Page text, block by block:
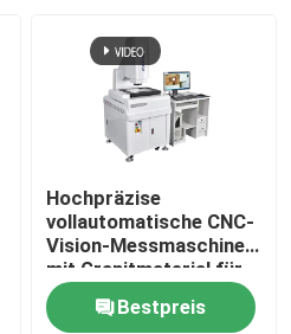
Hochpräzise
vollautomatische CNC-
Vision-Messmaschine
mit Granitmaterial für
optische 3D-
MessungenBestpreis